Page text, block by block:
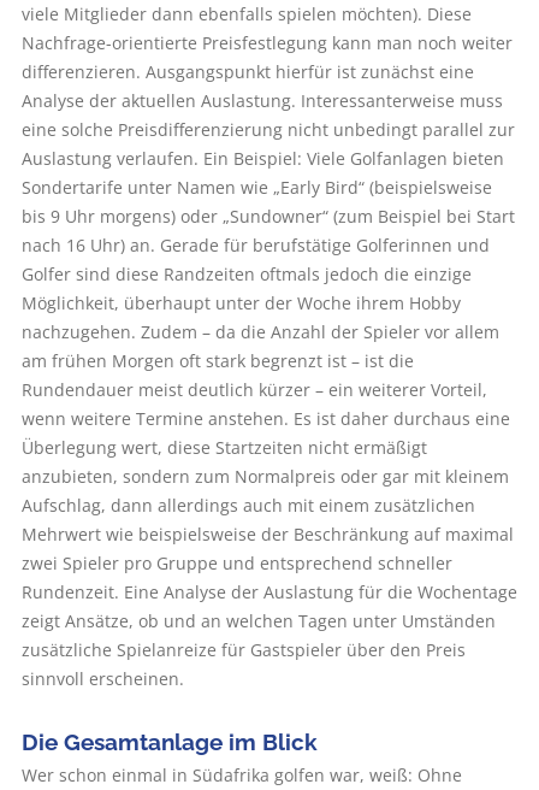
viele Mitglieder dann ebenfalls spielen möchten). Diese
Nachfrage-orientierte Preisfestlegung kann man noch weiter
differenzieren. Ausgangspunkt hierfür ist zunächst eine
Analyse der aktuellen Auslastung. Interessanterweise muss
eine solche Preisdifferenzierung nicht unbedingt parallel zur
Auslastung verlaufen. Ein Beispiel: Viele Golfanlagen bieten
Sondertarife unter Namen wie „Early Bird“ (beispielsweise
bis 9 Uhr morgens) oder „Sundowner“ (zum Beispiel bei Start
nach 16 Uhr) an. Gerade für berufstätige Golferinnen und
Golfer sind diese Randzeiten oftmals jedoch die einzige
Möglichkeit, überhaupt unter der Woche ihrem Hobby
nachzugehen. Zudem – da die Anzahl der Spieler vor allem
am frühen Morgen oft stark begrenzt ist – ist die
Rundendauer meist deutlich kürzer – ein weiterer Vorteil,
wenn weitere Termine anstehen. Es ist daher durchaus eine
Überlegung wert, diese Startzeiten nicht ermäßigt
anzubieten, sondern zum Normalpreis oder gar mit kleinem
Aufschlag, dann allerdings auch mit einem zusätzlichen
Mehrwert wie beispielsweise der Beschränkung auf maximal
zwei Spieler pro Gruppe und entsprechend schneller
Rundenzeit. Eine Analyse der Auslastung für die Wochentage
zeigt Ansätze, ob und an welchen Tagen unter Umständen
zusätzliche Spielanreize für Gastspieler über den Preis
sinnvoll erscheinen.
Die Gesamtanlage im Blick
Wer schon einmal in Südafrika golfen war, weiß: Ohne